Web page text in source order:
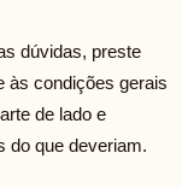
dúvidas, preste
às condições gerais
de lado e
do que deveriam.